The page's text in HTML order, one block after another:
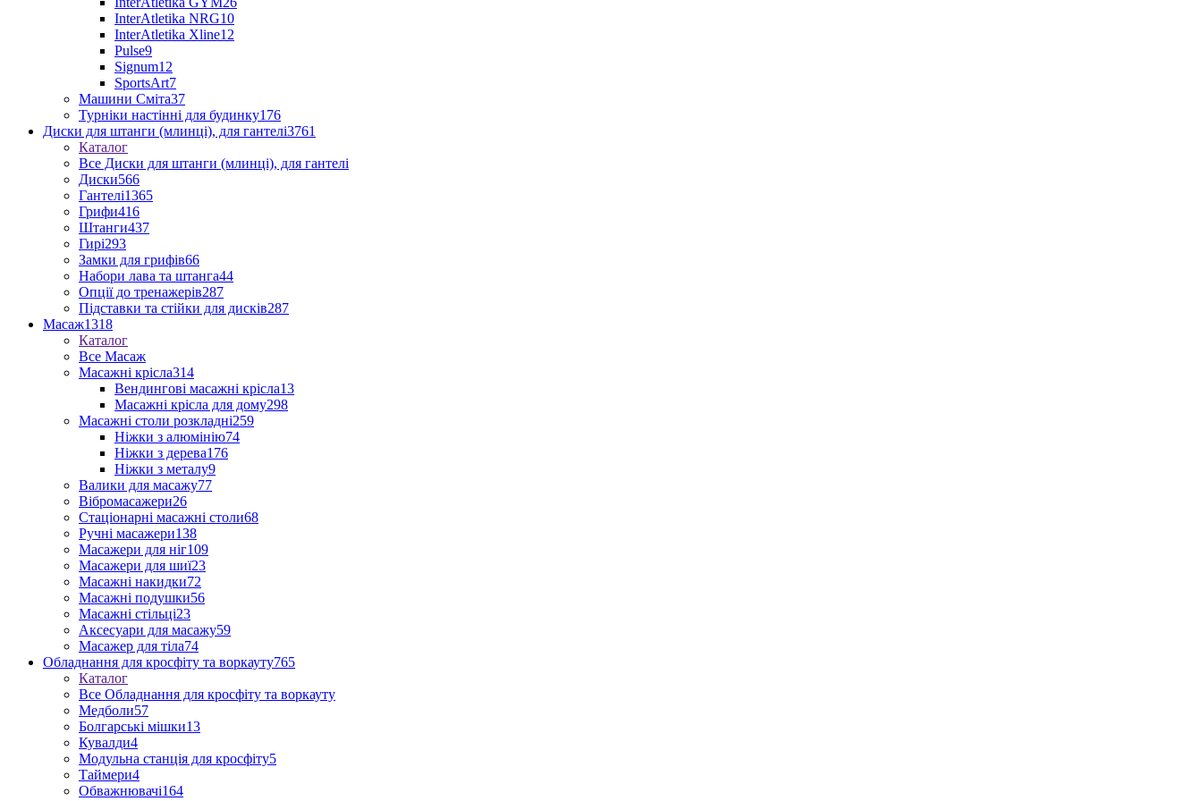
InterAtletika NRG10
InterAtletika Xline12
Pulse9
Signum12
SportsArt7
Машини Сміта37
Турніки настінні для будинку176
Диски для штанги (млинці), для гантелі3761
Каталог
Все Диски для штанги (млинці), для гантелі
Диски566
Гантелі1365
Грифи416
Штанги437
Гирі293
Замки для грифів66
Набори лава та штанга44
Опції до тренажерів287
Підставки та стійки для дисків287
Масаж1318
Каталог
Все Масаж
Масажні крісла314
Вендингові масажні крісла13
Масажні крісла для дому298
Масажні столи розкладні259
Ніжки з алюмінію74
Ніжки з дерева176
Ніжки з металу9
Валики для масажу77
Вібромасажери26
Стаціонарні масажні столи68
Ручні масажери138
Масажери для ніг109
Масажери для шиї23
Масажні накидки72
Масажні подушки56
Масажні стільці23
Аксесуари для масажу59
Масажер для тіла74
Обладнання для кросфіту та воркауту765
Каталог
Все Обладнання для кросфіту та воркауту
Медболи57
Болгарські мішки13
Кувалди4
Модульна станція для кросфіту5
Таймери4
Обважнювачі164